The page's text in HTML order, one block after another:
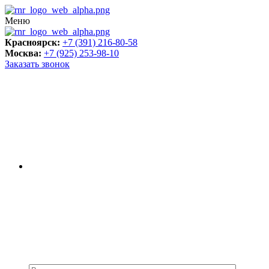
Меню
Красноярск: +7 (391) 216-80-58
Москва: +7 (925) 253-98-10
Заказать звонок